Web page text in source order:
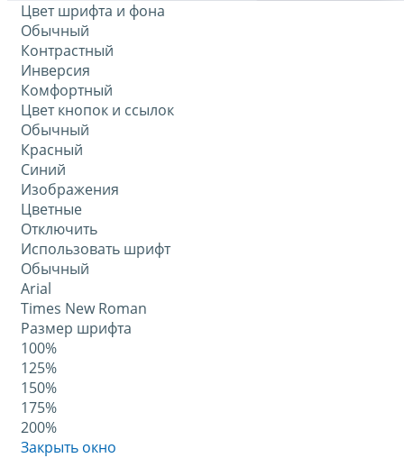
Цвет шрифта и фона
Обычный
Контрастный
Инверсия
Комфортный
Цвет кнопок и ссылок
Обычный
Красный
Синий
Изображения
Цветные
Отключить
Использовать шрифт
Обычный
Arial
Times New Roman
Размер шрифта
100%
125%
150%
175%
200%
Закрыть окно